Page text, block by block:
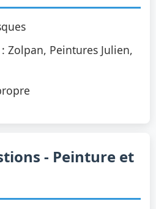
Zolpan, Peintures Julien,
- Peinture et